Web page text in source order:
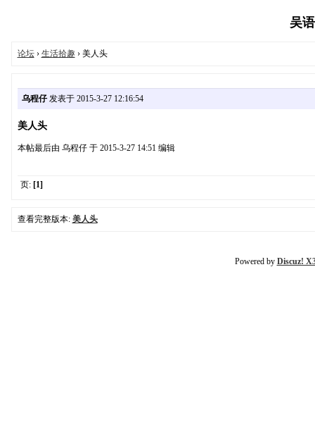
吴
论坛› 生活拾趣 › 美人头
乌程仔发表于 2015-3-27 12:16:54
美人头
本帖最后由 乌程仔 于 2015-3-27 14:51 编辑
页: [1]
查看完整版本: 美人头
Powered by Discuz!